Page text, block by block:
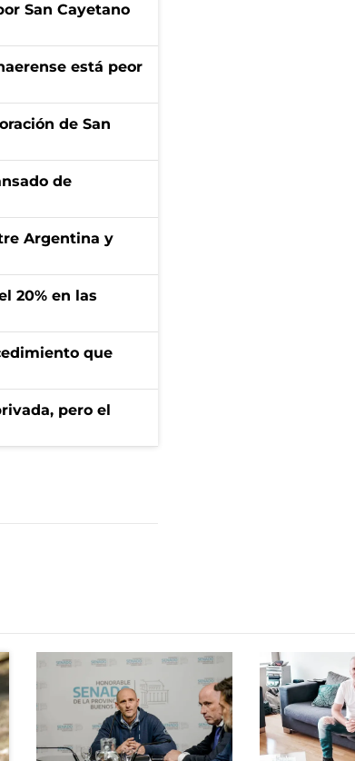
San Cayetano
está peor
de San
de
Argentina y
20% en las
que
pero el